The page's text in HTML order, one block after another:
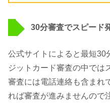
30分審査でスピード
公式サイトによると最短30
ジットカード審査の中では
審査には電話連絡も含まれ
れば審査が進みませんので